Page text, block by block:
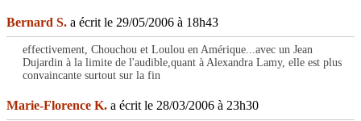
Bernard S. a écrit le 29/05/2006 à 18h43
effectivement, Chouchou et Loulou en Amérique...avec un Jean
Dujardin à la limite de l'audible,quant à Alexandra Lamy, elle est plus
convaincante surtout sur la fin
Marie-Florence K. a écrit le 28/03/2006 à 23h30